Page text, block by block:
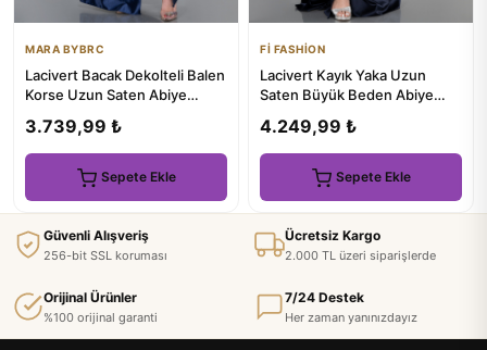
MARA BYBRC
Lacivert Bacak Dekolteli Balen
Korse Uzun Saten Abiye
3.739,99 ₺
Sepete Ekle
Fİ FASHİON
Lacivert Kayık Yaka Uzun
Saten Büyük Beden Abiye
4.249,99 ₺
Sepete Ekle
Güvenli Alışveriş
256-bit SSL koruması
Ücretsiz Kargo
2.000 TL üzeri siparişlerde
Orijinal Ürünler
%100 orijinal garanti
7/24 Destek
Her zaman yanınızdayız